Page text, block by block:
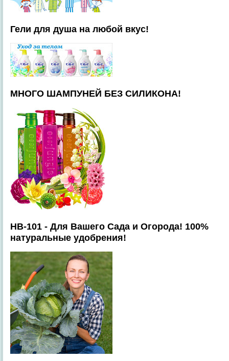
Гели для душа на любой вкус!
МНОГО ШАМПУНЕЙ БЕЗ СИЛИКОНА!
HB-101 - Для Вашего Сада и Огорода! 100%
натуральные удобрения!